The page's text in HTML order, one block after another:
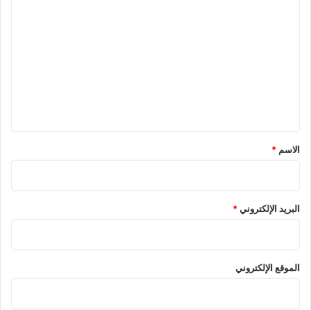
*
الاسم *
البريد الإلكتروني*
الموقع الإلكتروني